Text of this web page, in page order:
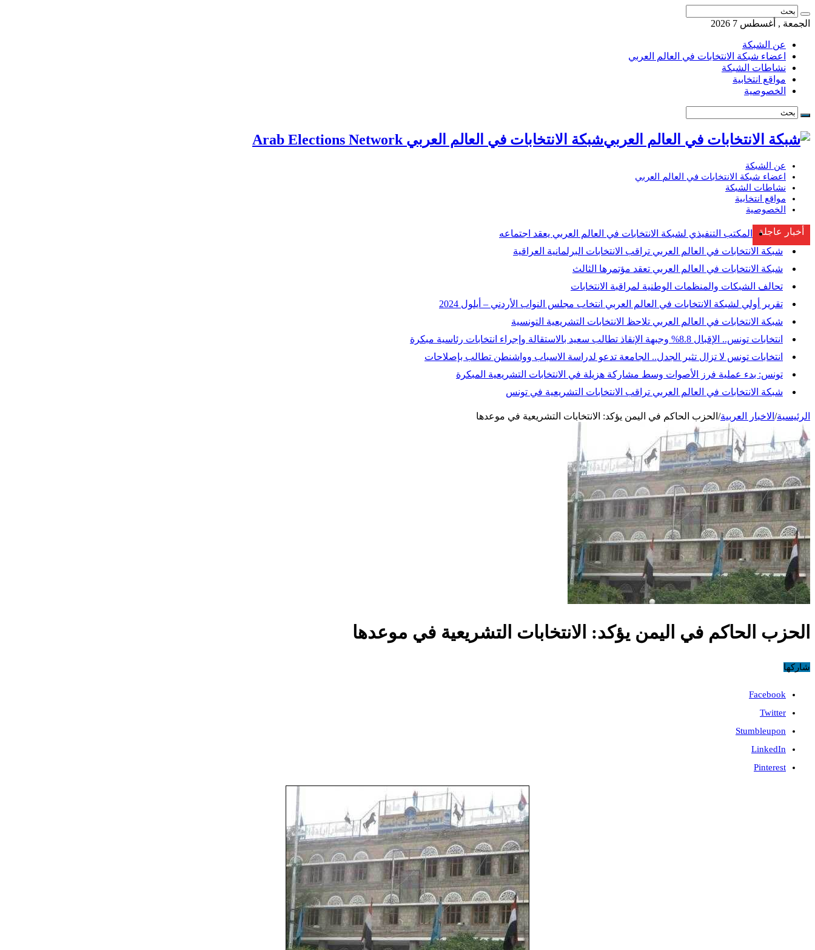
الجمعة , أغسطس 7 2026
عن الشبكة
اعضاء شبكة الانتخابات في العالم العربي
نشاطات الشبكة
مواقع انتخابية
الخصوصية
شبكة الانتخابات في العالم العربي Arab Elections Network
عن الشبكة
اعضاء شبكة الانتخابات في العالم العربي
نشاطات الشبكة
مواقع انتخابية
الخصوصية
أخبار عاجلة
المكتب التنفيذي لشبكة الانتخابات في العالم العربي يعقد اجتماعه
شبكة الانتخابات في العالم العربي تراقب الانتخابات البرلمانية العراقية
شبكة الانتخابات في العالم العربي تعقد مؤتمرها الثالث
تحالف الشبكات والمنظمات الوطنية لمراقبة الانتخابات
تقرير أولي لشبكة الانتخابات في العالم العربي انتخاب مجلس النواب الأردني – أيلول 2024
شبكة الانتخابات في العالم العربي تلاحظ الانتخابات التشريعية التونسية
انتخابات تونس.. الإقبال 8.8% وجبهة الإنقاذ تطالب سعيد بالاستقالة وإجراء انتخابات رئاسية مبكرة
انتخابات تونس لا تزال تثير الجدل.. الجامعة تدعو لدراسة الاسباب وواشنطن تطالب بإصلاحات
تونس: بدء عملية فرز الأصوات وسط مشاركة هزيلة في الانتخابات التشريعية المبكرة
شبكة الانتخابات في العالم العربي تراقب الانتخابات التشريعية في تونس
الرئيسية/ الاخبار العربية/ الحزب الحاكم في اليمن يؤكد: الانتخابات التشريعية في موعدها
الحزب الحاكم في اليمن يؤكد: الانتخابات التشريعية في موعدها
شاركها
Facebook
Twitter
Stumbleupon
LinkedIn
Pinterest